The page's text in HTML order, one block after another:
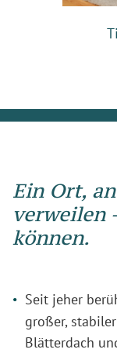
Ein Ort,
verweilen
können.
Seit jeher
großer,
Blätterdach